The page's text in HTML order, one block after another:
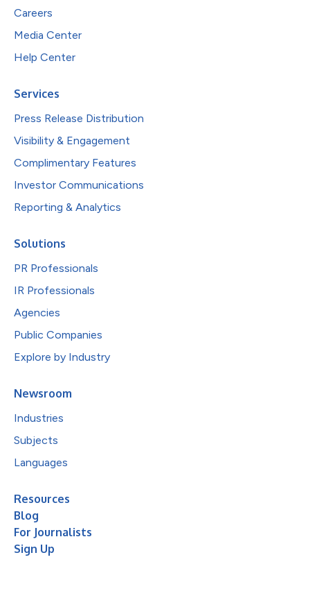
Careers
Media Center
Help Center
Services
Press Release Distribution
Visibility & Engagement
Complimentary Features
Investor Communications
Reporting & Analytics
Solutions
PR Professionals
IR Professionals
Agencies
Public Companies
Explore by Industry
Newsroom
Industries
Subjects
Languages
Resources
Blog
For Journalists
Sign Up